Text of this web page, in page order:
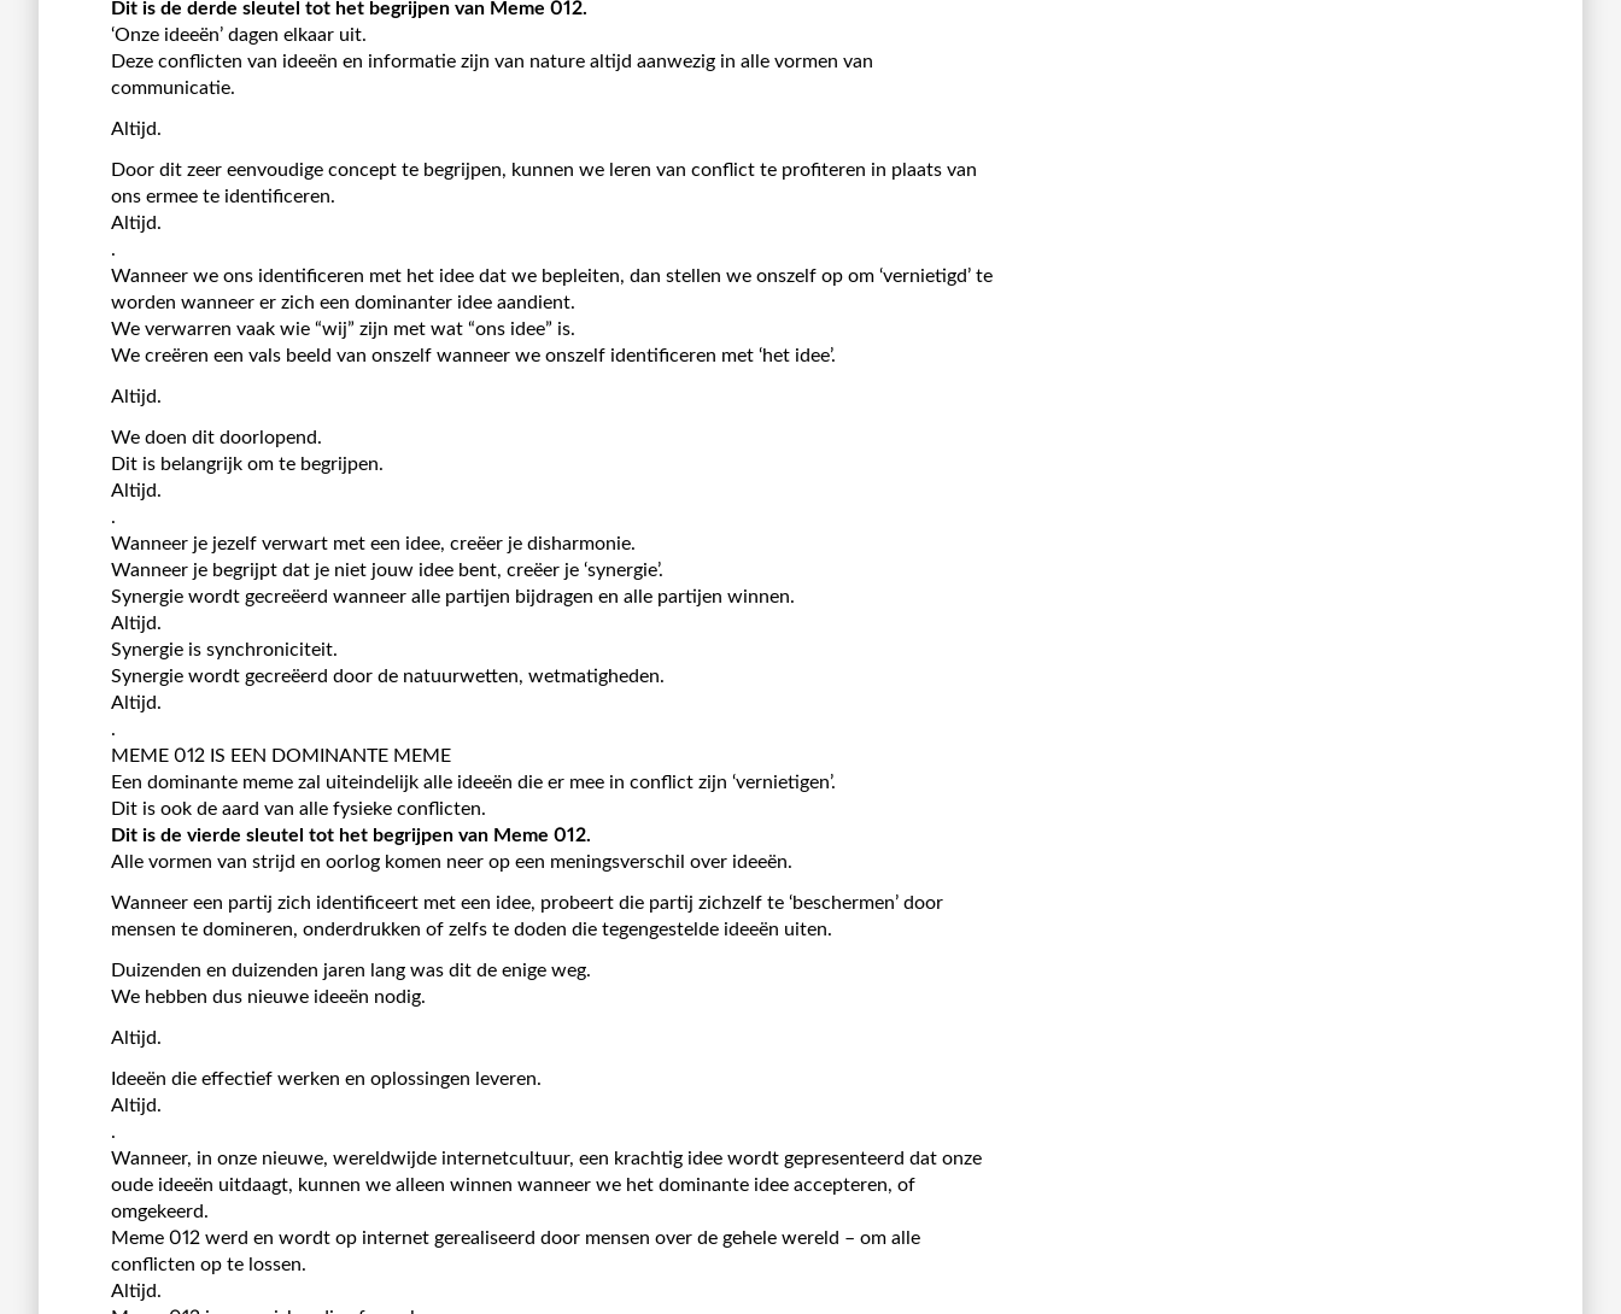
Dit is de derde sleutel tot het begrijpen van Meme 012.
‘Onze ideeën’ dagen elkaar uit.
Deze conflicten van ideeën en informatie zijn van nature altijd aanwezig in alle vormen van
communicatie.
Altijd.
Door dit zeer eenvoudige concept te begrijpen, kunnen we leren van conflict te profiteren in plaats van
ons ermee te identificeren.
Altijd.
.
Wanneer we ons identificeren met het idee dat we bepleiten, dan stellen we onszelf op om ‘vernietigd’ te
worden wanneer er zich een dominanter idee aandient.
We verwarren vaak wie “wij” zijn met wat “ons idee” is.
We creëren een vals beeld van onszelf wanneer we onszelf identificeren met ‘het idee’.
Altijd.
We doen dit doorlopend.
Dit is belangrijk om te begrijpen.
Altijd.
.
Wanneer je jezelf verwart met een idee, creëer je disharmonie.
Wanneer je begrijpt dat je niet jouw idee bent, creëer je ‘synergie’.
Synergie wordt gecreëerd wanneer alle partijen bijdragen en alle partijen winnen.
Altijd.
Synergie is synchroniciteit.
Synergie wordt gecreëerd door de natuurwetten, wetmatigheden.
Altijd.
.
MEME 012 IS EEN DOMINANTE MEME
Een dominante meme zal uiteindelijk alle ideeën die er mee in conflict zijn ‘vernietigen’.
Dit is ook de aard van alle fysieke conflicten.
Dit is de vierde sleutel tot het begrijpen van Meme 012.
Alle vormen van strijd en oorlog komen neer op een meningsverschil over ideeën.
Wanneer een partij zich identificeert met een idee, probeert die partij zichzelf te ‘beschermen’ door
mensen te domineren, onderdrukken of zelfs te doden die tegengestelde ideeën uiten.
Duizenden en duizenden jaren lang was dit de enige weg.
We hebben dus nieuwe ideeën nodig.
Altijd.
Ideeën die effectief werken en oplossingen leveren.
Altijd.
.
Wanneer, in onze nieuwe, wereldwijde internetcultuur, een krachtig idee wordt gepresenteerd dat onze
oude ideeën uitdaagt, kunnen we alleen winnen wanneer we het dominante idee accepteren, of
omgekeerd.
Meme 012 werd en wordt op internet gerealiseerd door mensen over de gehele wereld – om alle
conflicten op te lossen.
Altijd.